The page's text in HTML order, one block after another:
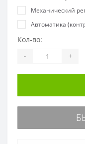
Механический
Автоматика
Кол-во:
- +